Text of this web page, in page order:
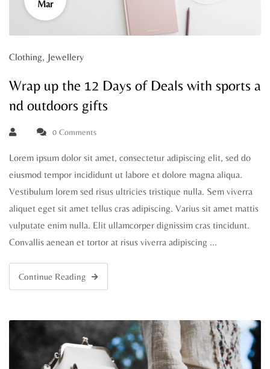
Mar
Clothing, Jewellery
Wrap up the 12 Days of Deals with sports a
nd outdoors gifts
0 Comments
Lorem ipsum dolor sit amet, consectetur adipiscing elit, sed do
eiusmod tempor incididunt ut labore et dolore magna aliqua.
Vestibulum lorem sed risus ultricies tristique nulla. Sem viverra
aliquet eget sit amet tellus cras adipiscing. Varius sit amet mattis
vulputate enim nulla. Elit ullamcorper dignissim cras tincidunt.
Convallis aenean et tortor at risus viverra adipiscing …
Continue Reading